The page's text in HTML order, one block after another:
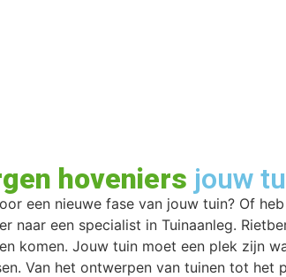
hoveniers jouw
een nieuwe fase van jouw tuin? Of
naar een specialist in Tuinaanleg.
komen. Jouw tuin moet een plek zijn
Van het ontwerpen van tuinen tot het